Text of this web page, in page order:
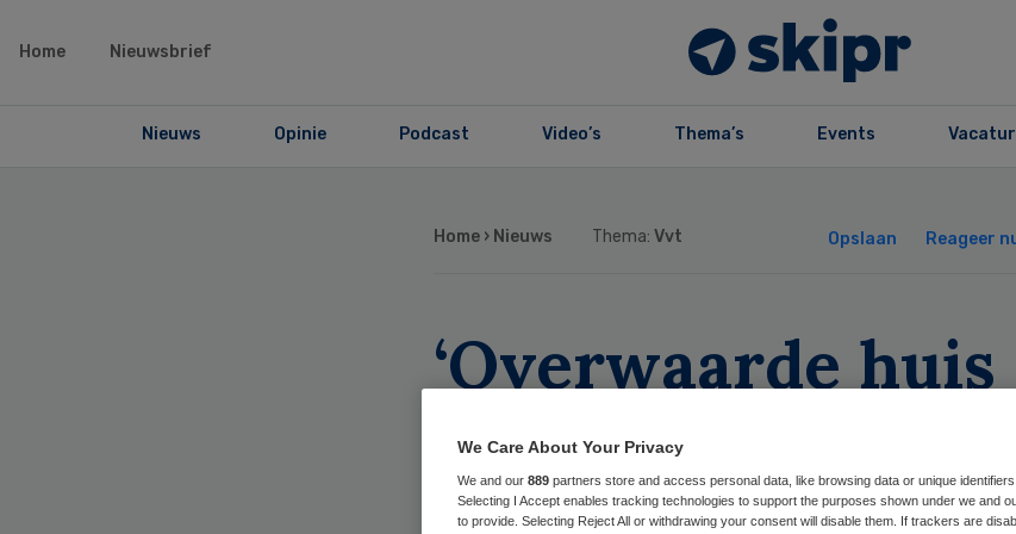
Home Nieuwsbrief
Nieuws Opinie Podcast Video’s Thema’s Events
Home › Nieuws Thema:Vvt Opslaan Reageer
‘Overwaarde huis
meenemen bij
bijdrage
We Care About Your Privacy
We and our 889 partners store and access personal data, like browsing data or unique
Selecting I Accept enables tracking technologies to support the purposes shown under we and
to provide. Selecting Reject All or withdrawing your consent will disable them. If trackers are